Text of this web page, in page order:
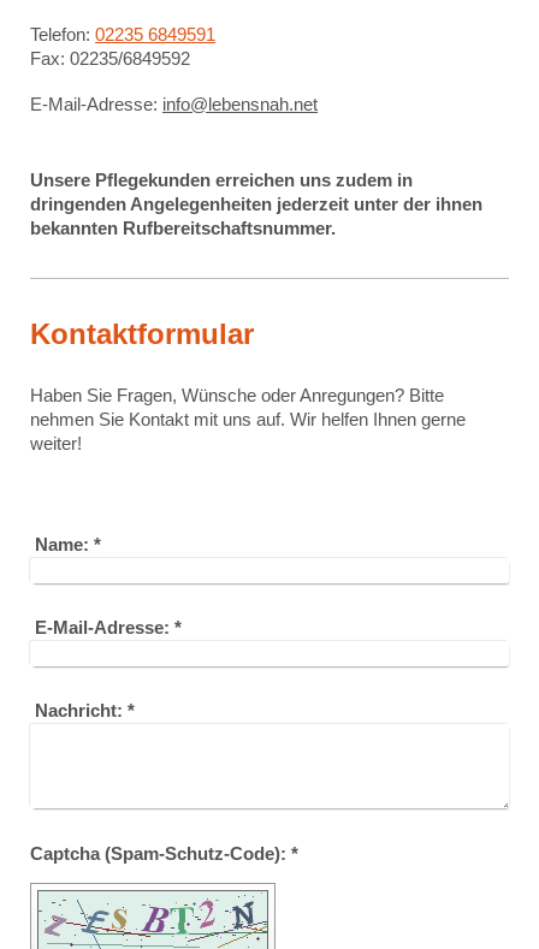
Telefon: 02235 6849591
Fax: 02235/6849592
E-Mail-Adresse: info@lebensnah.net
Unsere Pflegekunden erreichen uns zudem in
dringenden Angelegenheiten jederzeit unter der ihnen
bekannten Rufbereitschaftsnummer.
Kontaktformular
Haben Sie Fragen, Wünsche oder Anregungen? Bitte
nehmen Sie Kontakt mit uns auf. Wir helfen Ihnen gerne
weiter!
Name: *
E-Mail-Adresse: *
Nachricht: *
Captcha (Spam-Schutz-Code): *